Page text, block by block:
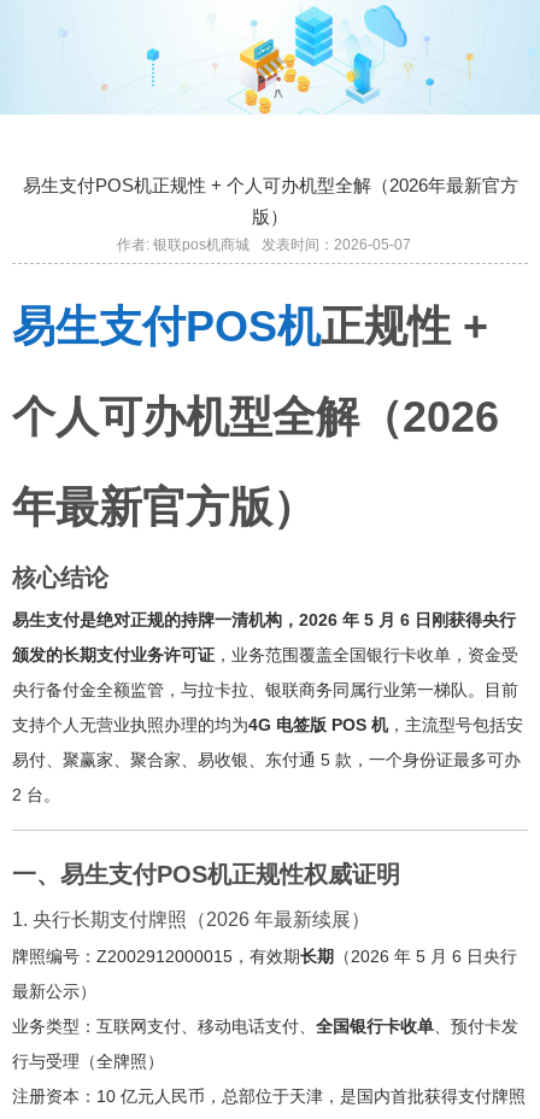
易生支付POS机正规性 + 个人可办机型全解（2026年最新官方
版）
作者: 银联pos机商城 发表时间：2026-05-07
易生支付POS机正规性 +
个人可办机型全解（2026
年最新官方版）
核心结论
易生支付是绝对正规的持牌一清机构，2026 年 5 月 6 日刚获得央行
颁发的长期支付业务许可证 ，业务范围覆盖全国银行卡收单，资金受
央行备付金全额监管，与拉卡拉、银联商务同属行业第一梯队。目前
支持个人无营业执照办理的均为4G 电签版 POS 机，主流型号包括安
易付、聚赢家、聚合家、易收银、东付通 5 款，一个身份证最多可办
2 台。
一、易生支付POS机正规性权威证明
1. 央行长期支付牌照（2026 年最新续展）
牌照编号：Z2002912000015，有效期长期
（2026 年 5 月 6 日央行
最新公示）
业务类型：互联网支付、移动电话支付、 全国银行卡收单、预付卡发
行与受理（全牌照）
注册资本：10 亿元人民币，总部位于天津，是国内首批获得支付牌照